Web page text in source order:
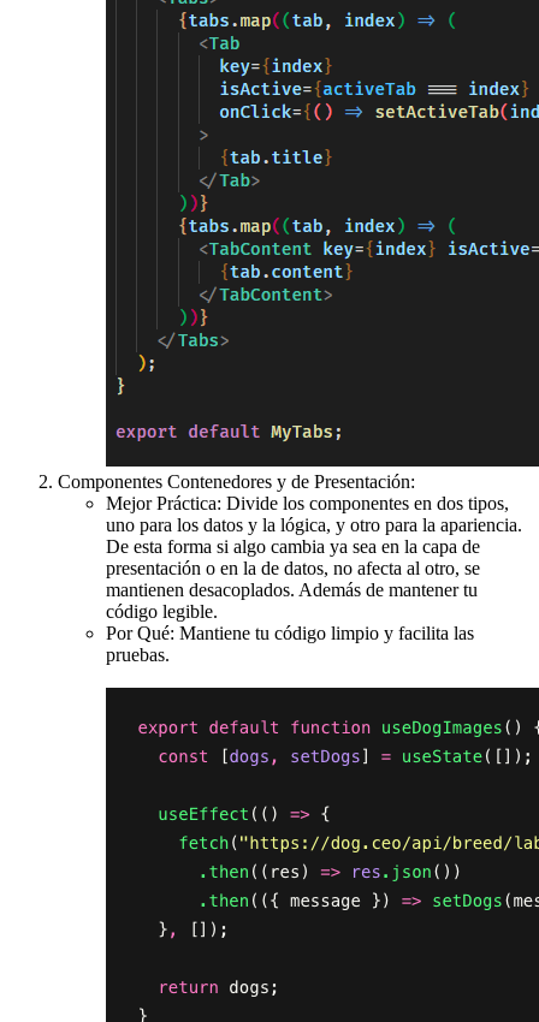
Componentes Contenedores y de Presentación:
Mejor Práctica: Divide los componentes en dos tipos,
uno para los datos y la lógica, y otro para la apariencia.
De esta forma si algo cambia ya sea en la capa de
presentación o en la de datos, no afecta al otro, se
mantienen desacoplados. Además de mantener tu
código legible.
Por Qué: Mantiene tu código limpio y facilita las
pruebas.